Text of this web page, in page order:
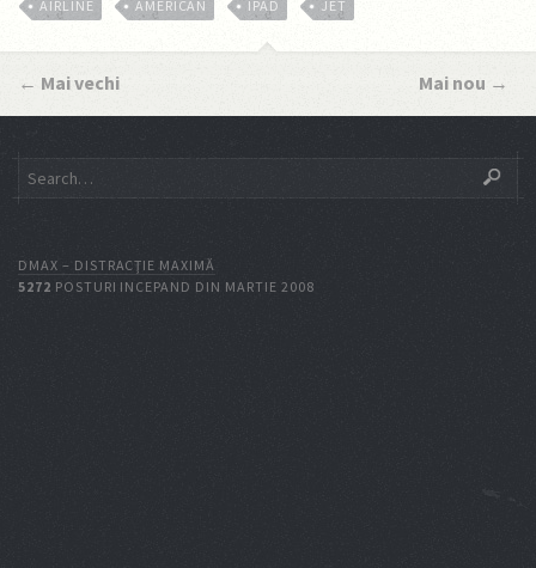
AIRLINE AMERICAN IPAD JET
← Mai vechi Mai nou →
DMAX – DISTRACŢIE MAXIMĂ
5272 POSTURI INCEPAND DIN MARTIE 2008